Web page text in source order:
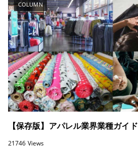
COLUMN
【保存版】アパレル業界業種ガイド
21746 Views